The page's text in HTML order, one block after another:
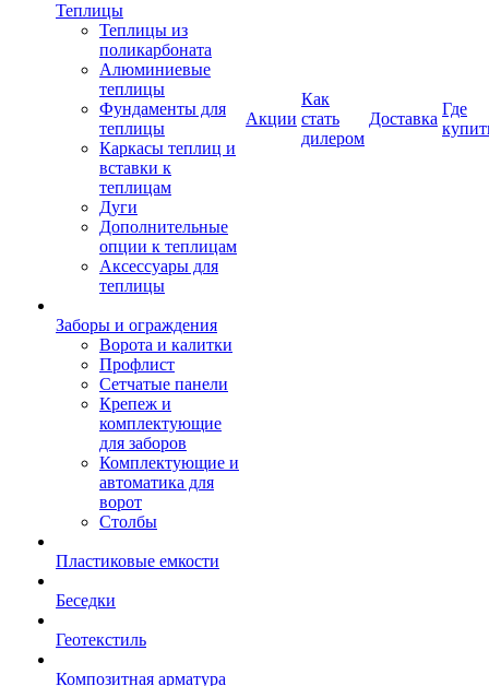
Теплицы
Теплицы из
поликарбоната
Алюминиевые
теплицы
Фундаменты для
теплицы
Каркасы теплиц и
вставки к
теплицам
Дуги
Дополнительные
опции к теплицам
Аксессуары для
теплицы
Заборы и ограждения
Ворота и калитки
Профлист
Сетчатые панели
Крепеж и
комплектующие
для заборов
Комплектующие и
автоматика для
ворот
Столбы
Пластиковые емкости
Беседки
Геотекстиль
Композитная арматура
Акции
Как
стать
дилером
Доставка
Где